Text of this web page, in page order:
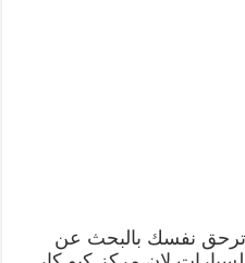
ترحق نفسك بالبحث عن